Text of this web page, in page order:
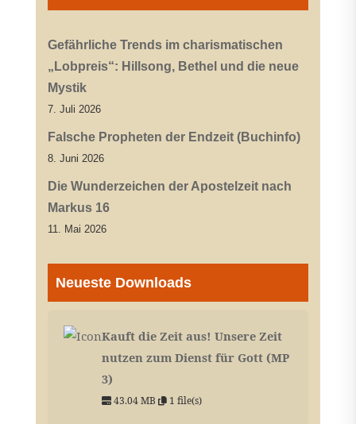
Gefährliche Trends im charismatischen
„Lobpreis“: Hillsong, Bethel und die neue
Mystik
7. Juli 2026
Falsche Propheten der Endzeit (Buchinfo)
8. Juni 2026
Die Wunderzeichen der Apostelzeit nach
Markus 16
11. Mai 2026
Neueste Downloads
Kauft die Zeit aus! Unsere Zeit
nutzen zum Dienst für Gott (MP
3)
43.04 MB 1 file(s)